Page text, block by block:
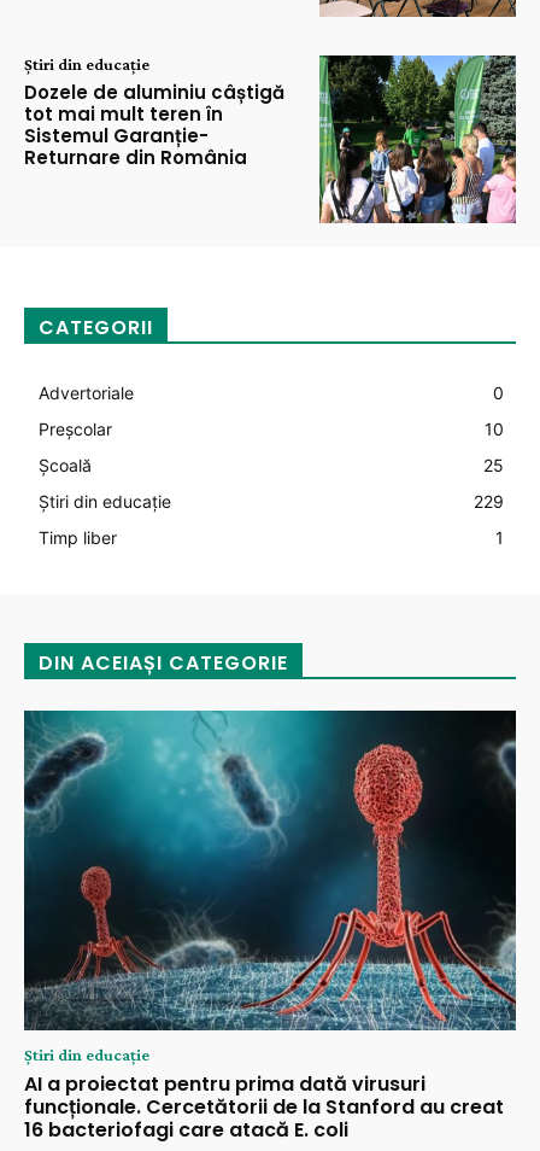
Știri din educație
Dozele de aluminiu câștigă
tot mai mult teren în
Sistemul Garanție-
Returnare din România
CATEGORII
Advertoriale
0
Preșcolar
10
Şcoală
25
Știri din educație
229
Timp liber
1
DIN ACEIAȘI CATEGORIE
Știri din educație
AI a proiectat pentru prima dată virusuri
funcționale. Cercetătorii de la Stanford au creat
16 bacteriofagi care atacă E. coli